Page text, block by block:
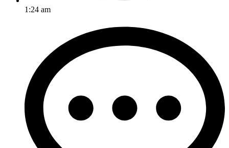
1:24 am